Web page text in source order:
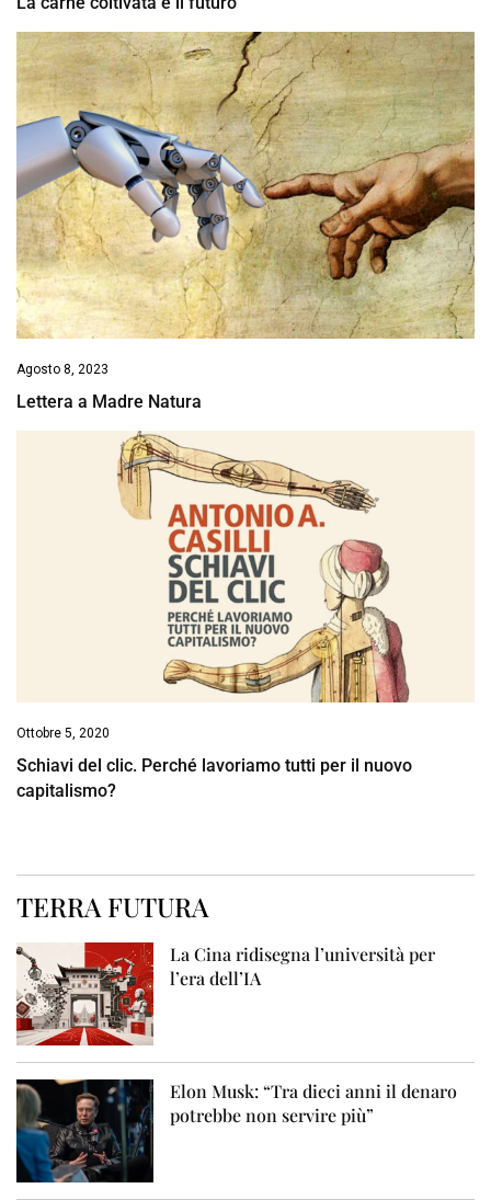
Agosto 8, 2023
Lettera a Madre Natura
Ottobre 5, 2020
Schiavi del clic. Perché lavoriamo tutti per il nuovo
capitalismo?
TERRA FUTURA
La Cina ridisegna l’università per
l’era dell’IA
Elon Musk: “Tra dieci anni il denaro
potrebbe non servire più”